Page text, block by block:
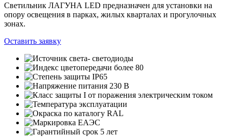
Светильник ЛАГУНА LED предназначен для установки на
опору освещения в парках, жилых кварталах и прогулочных
зонах.
Оставить заявку